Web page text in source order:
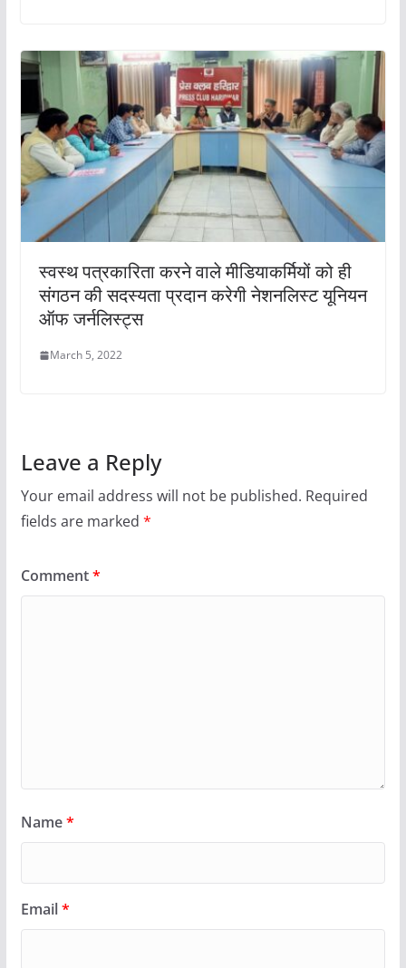
स्वस्थ पत्रकारिता करने वाले मीडियाकर्मियों को ही
संगठन की सदस्यता प्रदान करेगी नेशनलिस्ट यूनियन
ऑफ जर्नलिस्ट्स
March 5, 2022
Leave a Reply
Your email address will not be published. Required
fields are marked *
Comment*
Name*
Email*